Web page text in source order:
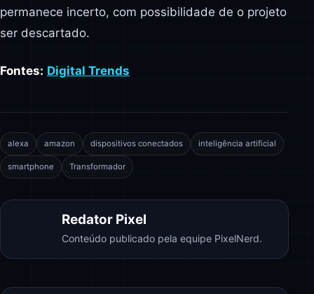
permanece incerto, com possibilidade de o projeto
ser descartado.
Fontes: Digital Trends
alexa amazon dispositivos conectados inteligência artificial
smartphone Transformador
Redator Pixel
Conteúdo publicado pela equipe PixelNerd.